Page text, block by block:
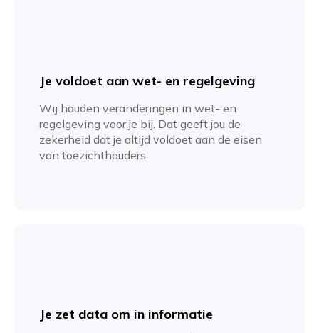
Je voldoet aan wet- en regelgeving
Wij houden veranderingen in wet- en
regelgeving voor je bij. Dat geeft jou de
zekerheid dat je altijd voldoet aan de eisen
van toezichthouders.
Je zet data om in informatie